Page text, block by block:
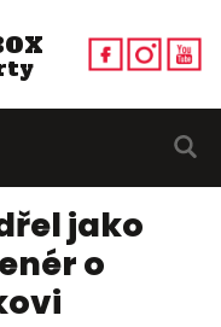
jako
o